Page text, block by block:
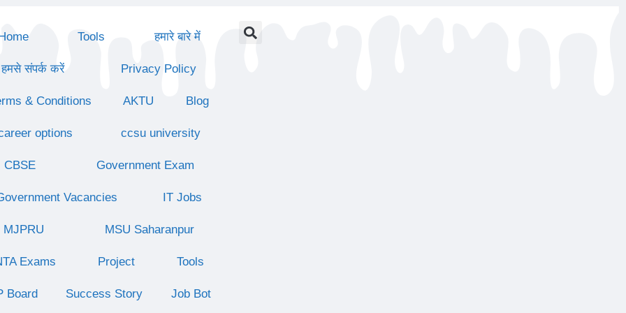
Tools हमारे बारे में
हमसे संपर्क करें Privacy Policy
& Conditions AKTU Blog
options ccsu university
CBSE Government Exam
Vacancies IT Jobs
MJPRU MSU Saharanpur
Exams Project Tools
Board Success Story Job Bot